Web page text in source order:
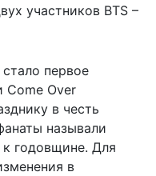
участников BTS –
первое
Come Over
в честь
называли
годовщине. Для
в